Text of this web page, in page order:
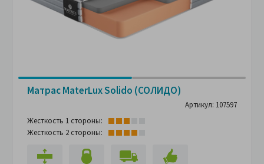
Матрас MaterLux Solido (СОЛИДО)
Артикул: 107597
Жесткость 1 стороны:
Жесткость 2 стороны: